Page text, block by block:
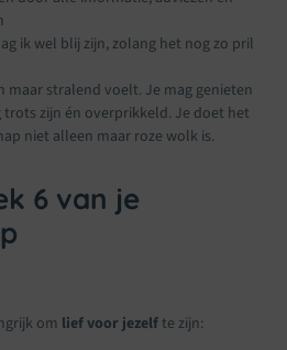
ik wel blij zijn, zolang het nog zo pril
maar stralend voelt. Je mag genieten
trots zijn én overprikkeld. Je doet het
niet alleen maar roze wolk is.
6 van je
om lief voor jezelfte zijn: